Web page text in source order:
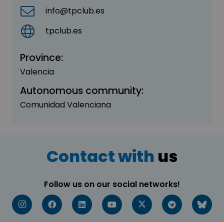
info@tpclub.es
tpclub.es
Province:
Valencia
Autonomous community:
Comunidad Valenciana
Contact with us
Follow us on our social networks!